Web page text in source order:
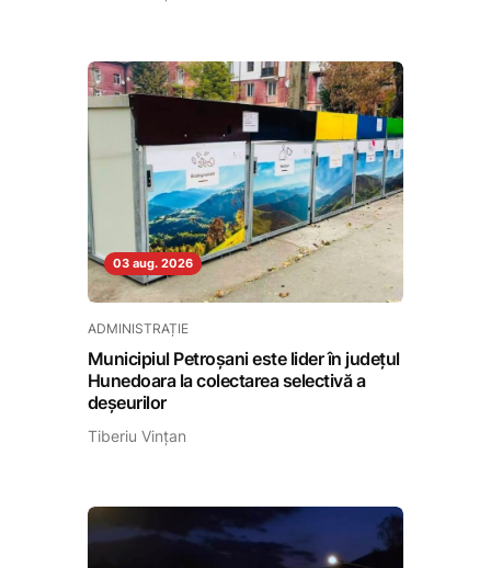
03 aug. 2026
ADMINISTRAȚIE
Municipiul Petroșani este lider în județul
Hunedoara la colectarea selectivă a
deșeurilor
Tiberiu Vințan